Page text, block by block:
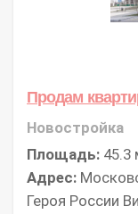
Продам
Новостройка
Площадь: 45.3
Адрес:
Героя России